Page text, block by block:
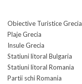
Obiective Turistice Grecia
Plaje Grecia
Insule Grecia
Statiuni litoral Bulgaria
Statiuni litoral Romania
Partii schi Romania